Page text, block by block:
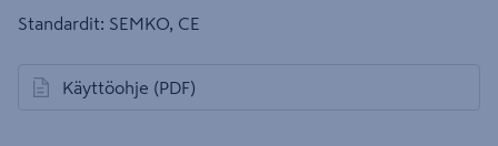
Standardit: SEMKO, CE
Käyttöohje (PDF)
avautuu uuteen välilehteen